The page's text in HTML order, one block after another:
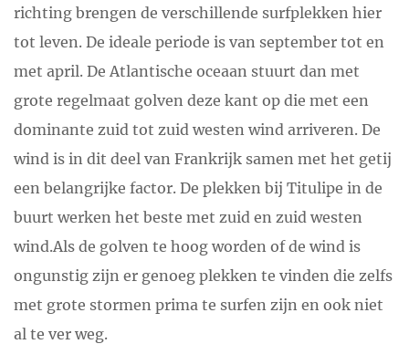
richting brengen de verschillende surfplekken hier
tot leven. De ideale periode is van september tot en
met april. De Atlantische oceaan stuurt dan met
grote regelmaat golven deze kant op die met een
dominante zuid tot zuid westen wind arriveren. De
wind is in dit deel van Frankrijk samen met het getij
een belangrijke factor. De plekken bij Titulipe in de
buurt werken het beste met zuid en zuid westen
wind.Als de golven te hoog worden of de wind is
ongunstig zijn er genoeg plekken te vinden die zelfs
met grote stormen prima te surfen zijn en ook niet
al te ver weg.